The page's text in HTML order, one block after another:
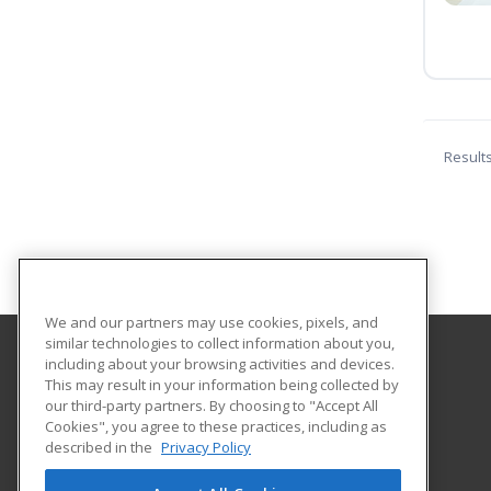
Goodwill Industries Dallas
Workforce Development
3020 N. Westmoreland Road
Dallas, TX 75212 US
We and our partners may use cookies, pixels, and
similar technologies to collect information about you,
including about your browsing activities and devices.
This may result in your information being collected by
our third-party partners. By choosing to "Accept All
Cookies", you agree to these practices, including as
described in the Privacy Policy